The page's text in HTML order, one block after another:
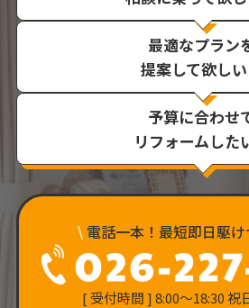
最適なプラン
提案して欲しい
予算に合わせ
リフォームした
\ 電話一本！最短即日駆け
[ 受付時間 ] 8:00〜18:30 祝